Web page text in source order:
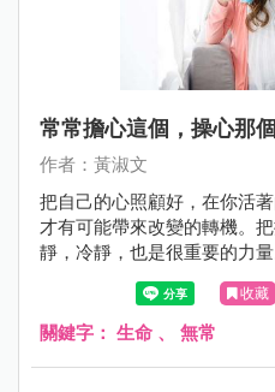
常常擔心這個，操心那
作者：黃淑文
把自己的心照顧好，在你活
才有可能帶來改變的轉機。
靜，冷靜，也是很重要的力量
收藏
關鍵字： 生命 、 無常